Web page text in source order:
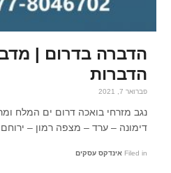
הדברה בדרום |
הדברות
פברואר 7, 2021
נגב מזרחי בואכה דרום ים המלח
דימונה – ערד – מצפה רמון –
Filed in אינדקס עסקים